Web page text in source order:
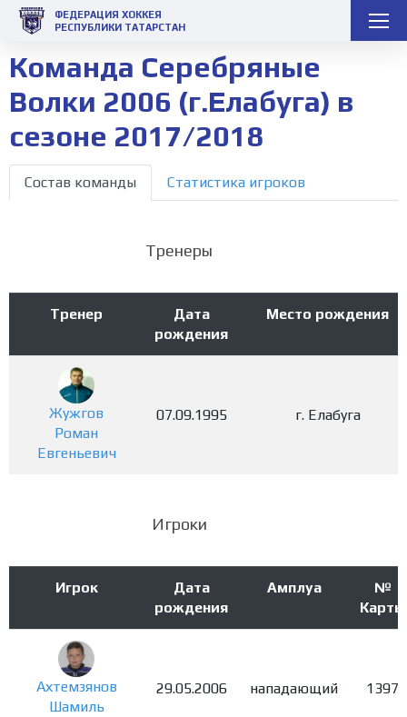
ФЕДЕРАЦИЯ ХОККЕЯ
РЕСПУБЛИКИ ТАТАРСТАН
Команда Серебряные
Волки 2006 (г.Елабуга) в
сезоне 2017/2018
Состав команды Статистика игроков
Тренеры
Тренер
Дата
рождения
Место рождения
Жужгов
Роман
Евгеньевич
07.09.1995 г. Елабуга
Игроки
Игрок
Дата
рождения
Амплуа
№
Карты
Ахтемзянов
Шамиль
29.05.2006 нападающий 1397